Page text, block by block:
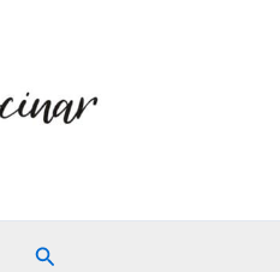
Buscar